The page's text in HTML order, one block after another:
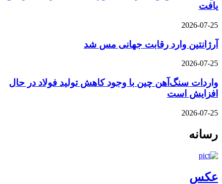
یافت
2026-07-25
آرژانتین وارد رقابت جهانی مس شد
2026-07-25
واردات سنگ‌آهن چین با وجود کاهش تولید فولاد در حال
افزایش است
2026-07-25
رسانه
عکس